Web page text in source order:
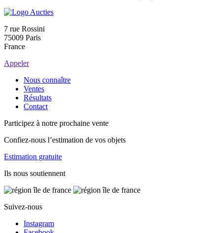
7 rue Rossini
75009 Paris
France
Appeler
Nous connaître
Ventes
Résultats
Contact
Participez à notre prochaine vente
Confiez-nous l’estimation de vos objets
Estimation gratuite
Ils nous soutiennent
Suivez-nous
Instagram